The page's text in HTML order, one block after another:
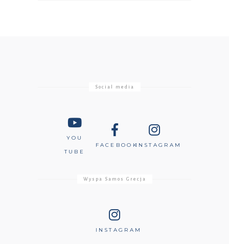
Social media
YOU
TUBE
FACEBOOKINSTAGRAM
Wyspa Samos Grecja
INSTAGRAM